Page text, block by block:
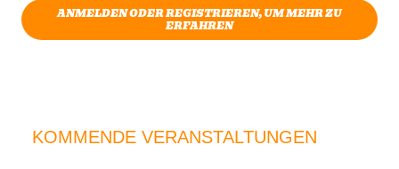
ANMELDEN ODER REGISTRIEREN, UM MEHR ZU
ERFAHREN
KOMMENDE VERANSTALTUNGEN